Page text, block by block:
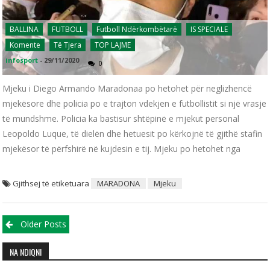
BALLINA FUTBOLL Futboll Ndërkombëtarë
IS SPECIALE
Komente
Të Tjera TOP LAJME
infosport - 29/11/2020 0
Mjeku i Diego Armando Maradonaa po hetohet për neglizhencë
mjekësore dhe policia po e trajton vdekjen e futbollistit si një vrasje
të mundshme. Policia ka bastisur shtëpinë e mjekut personal
Leopoldo Luque, të dielën dhe hetuesit po kërkojnë të gjithë stafin
mjekësor të përfshirë në kujdesin e tij. Mjeku po hetohet nga
Gjithsej të etiketuara MARADONA Mjeku
Posts navigation
Older Posts
NA NDIQNI